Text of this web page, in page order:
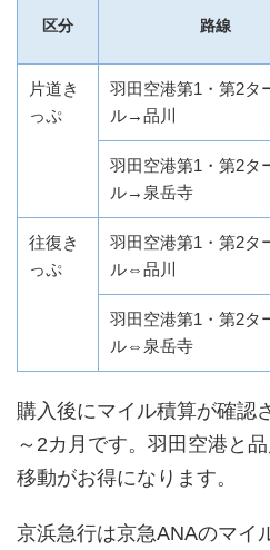
区分 路線
片道き
っぷ
羽田空港第1・第2タ
ル→品川
羽田空港第1・第2タ
ル→泉岳寺
往復き
っぷ
羽田空港第1・第2タ
ル⇔品川
羽田空港第1・第2タ
ル⇔泉岳寺
購入後にマイル積算が確認
～2カ月です。羽田空港と
移動がお得になります。
京浜急行は京急ANAのマイ